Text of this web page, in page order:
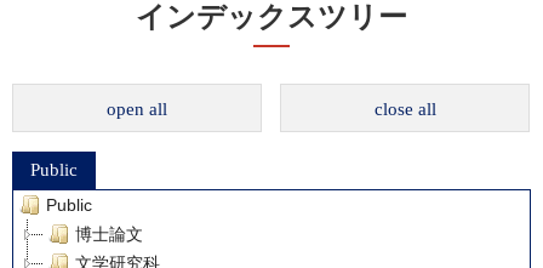
インデックスツリー
open all close all
Public
Public
博士論文
文学研究科